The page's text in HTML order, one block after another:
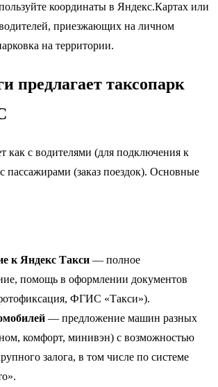
координаты в Яндекс.Картах или
приезжающих на личном
на территории.
предлагает таксопарк
как с водителями (для подключения к
пассажирами (заказ поездок). Основные
к Яндекс Такси — полное
помощь в оформлении документов
ФГИС «Такси»).
— предложение машин разных
комфорт, минивэн) с возможностью
залога, в том числе по системе